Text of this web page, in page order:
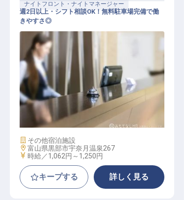
ナイトフロント・ナイトマネージャー
ナイトフロント
週2日以上・シフト相談OK！無料駐車場完備で働
きやすさ◎
施設業態
その他宿泊施設
勤務地
富山県黒部市宇奈月温泉267
給与
時給／1,062円～ 1,250円
キープする 詳しく見る